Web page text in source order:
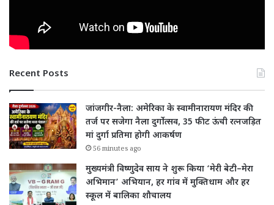
Recent Posts
जांजगीर-नैला: अमेरिका के स्वामीनारायण मंदिर की
तर्ज पर सजेगा नैला दुर्गोत्सव, 35 फीट ऊंची रत्नजड़ित
मां दुर्गा प्रतिमा होगी आकर्षण
56 minutes ago
मुख्यमंत्री विष्णुदेव साय ने शुरू किया ‘मेरी बेटी–मेरा
अभिमान’ अभियान, हर गांव में मुक्तिधाम और हर
स्कूल में बालिका शौचालय